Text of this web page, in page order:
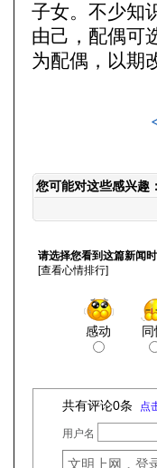
子女。不少知
由己，配偶可
为配偶，以期
您可能对这些感兴趣：
请选择您看到这篇新闻
[查看心情排行]
感动
共有评论0条 点
用户名